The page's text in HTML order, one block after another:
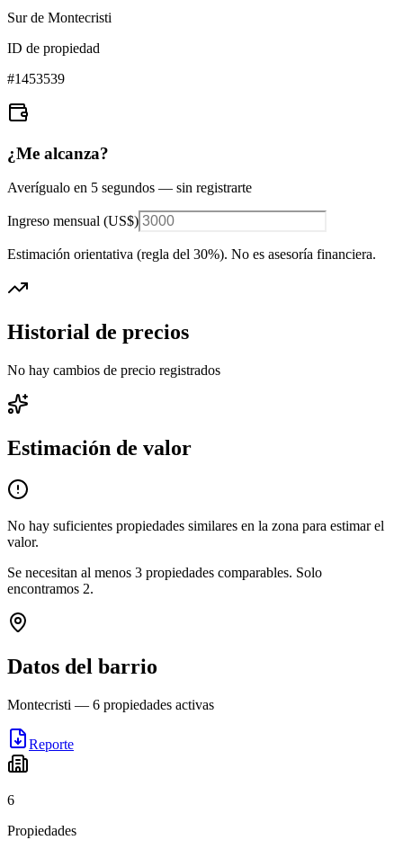
Sur de Montecristi
ID de propiedad
#1453539
¿Me alcanza?
Averígualo en 5 segundos — sin registrarte
Ingreso mensual (US$)
Estimación orientativa (regla del 30%). No es asesoría financiera.
Historial de precios
No hay cambios de precio registrados
Estimación de valor
No hay suficientes propiedades similares en la zona para estimar el
valor.
Se necesitan al menos 3 propiedades comparables. Solo
encontramos 2.
Datos del barrio
Montecristi — 6 propiedades activas
Reporte
6
Propiedades